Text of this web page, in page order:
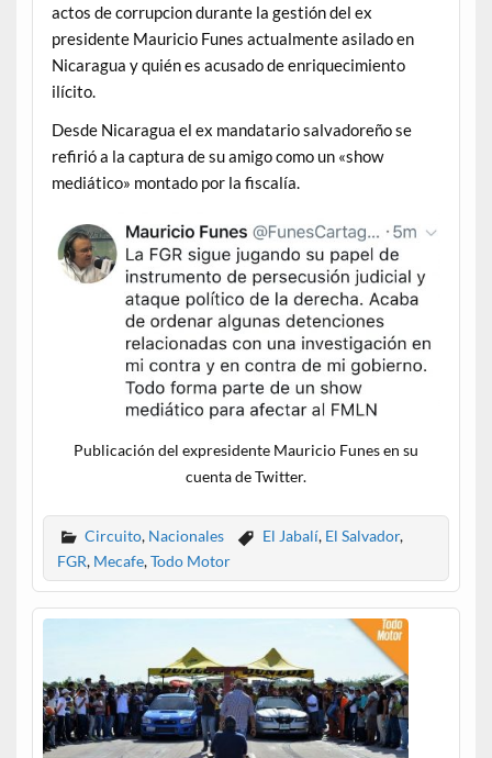
actos de corrupcion durante la gestión del ex
presidente Mauricio Funes actualmente asilado en
Nicaragua y quién es acusado de enriquecimiento
ilícito.
Desde Nicaragua el ex mandatario salvadoreño se
refirió a la captura de su amigo como un «show
mediático» montado por la fiscalía.
Publicación del expresidente Mauricio Funes en su
cuenta de Twitter.
Circuito, Nacionales El Jabalí, El Salvador,
FGR, Mecafe,Todo Motor